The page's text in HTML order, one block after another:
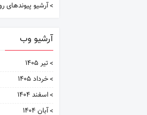
آرشیو پیوندهای
آرشیو وب
تیر ۱۴۰۵
خرداد ۱۴۰۵
اسفند ۱۴۰۴
آبان ۱۴۰۴